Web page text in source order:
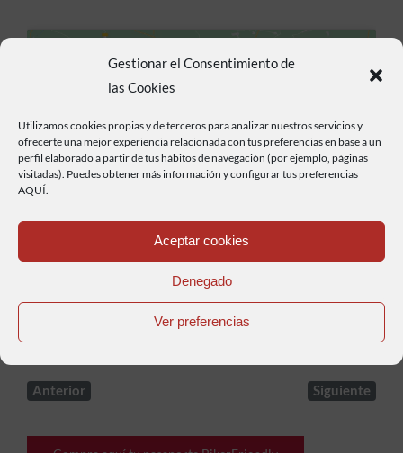
Gestionar el Consentimiento de
las Cookies
Utilizamos cookies propias y de terceros para analizar nuestros servicios y
ofrecerte una mejor experiencia relacionada con tus preferencias en base a un
perfil elaborado a partir de tus hábitos de navegación (por ejemplo, páginas
visitadas). Puedes obtener más información y configurar tus preferencias
AQUÍ.
Aceptar cookies
Denegado
Ver preferencias
Haz clic para aceptar cookies de marketing y
permitir este contenido
De el Buho nº30 de Galiza – Flickr, CC BY-SA 2.0,
https://commons.wikimedia.org/w/index.php?
Anterior Siguiente